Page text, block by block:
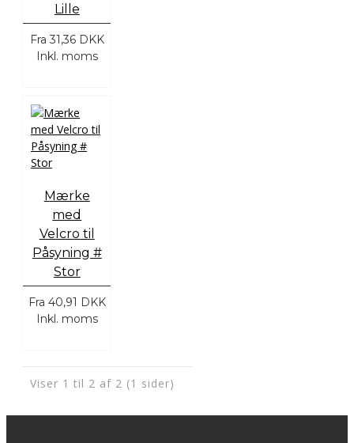
Lille
Fra 31,36 DKK
Inkl. moms
Mærke
med
Velcro til
Påsyning #
Stor
Fra 40,91 DKK
Inkl. moms
Viser 1 til 2 af 2 (1 sider)